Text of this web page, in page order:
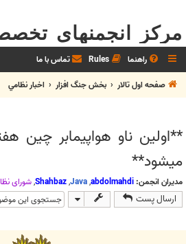
مرکز انجمنهای
راهنما Rules تماس با ما
صفحه اول تالار
بخش جنگ افزار اخبار نظامي
**اولین ناو هواپیمابر چین
میشود**
مدیران انجمن: abdolmahdi
,
Java
,
Shahbaz
,شوراي
ارسال پست